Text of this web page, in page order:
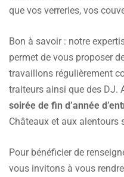
que vos verreries, vos
Bon à savoir : notre
permet de vous proposer
travaillons régulièrement
traiteurs ainsi que des DJ.
soirée de fin d’année
Châteaux et aux alentours
Pour bénéficier de
vous invitons à vous